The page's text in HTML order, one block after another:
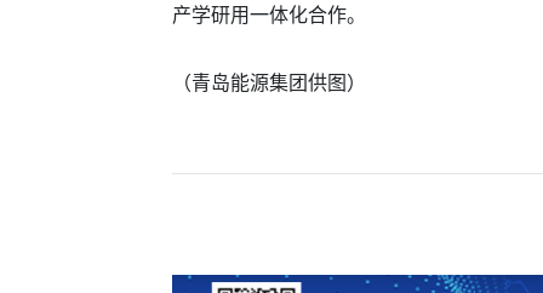
产学研用一体化合作。
（青岛能源集团供图）